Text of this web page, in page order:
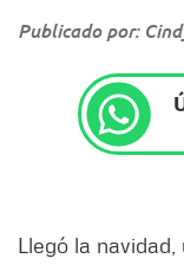
Publicado por:
Llegó la